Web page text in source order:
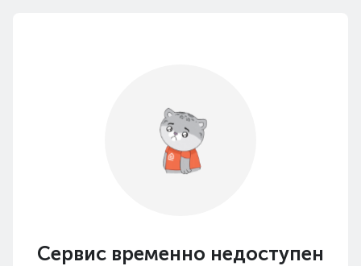
Сервис временно недоступен